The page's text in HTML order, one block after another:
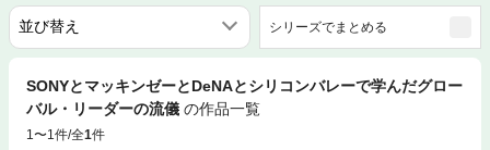
シリーズでまとめる
SONYとマッキンゼーとDeNAとシリコンバレーで学んだグロー
バル・リーダーの流儀 の作品一覧
1〜1件/全1件